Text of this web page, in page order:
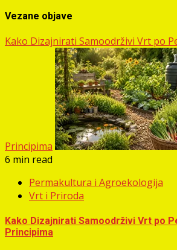
Vezane objave
Kako Dizajnirati Samoodrživi Vrt po
Principima
6 min read
Permakultura i Agroekologija
Vrt i Priroda
Kako Dizajnirati Samoodrživi Vrt po
Principima